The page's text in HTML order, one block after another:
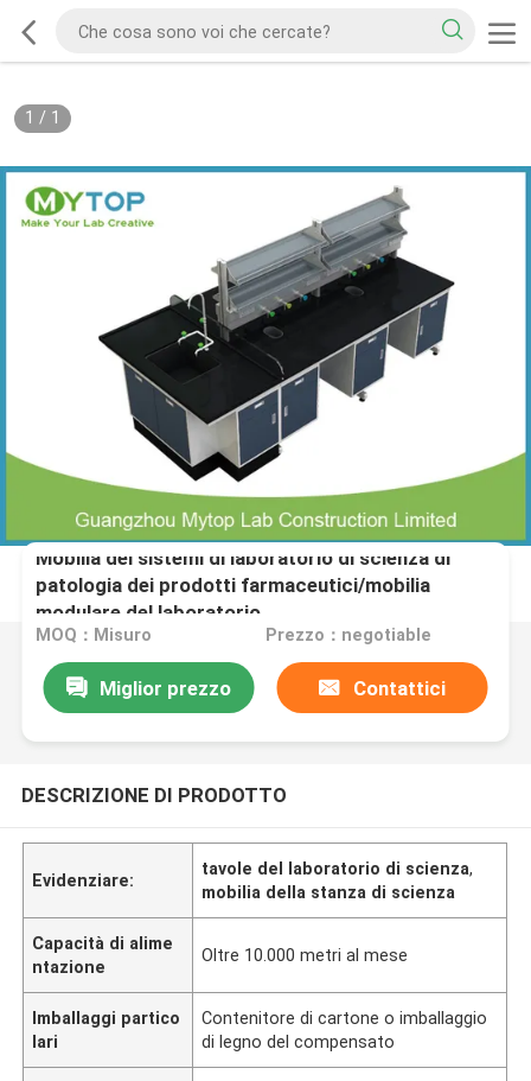
1 / 1
Mobilia dei sistemi di laboratorio di scienza di
patologia dei prodotti farmaceutici/mobilia
modulare del laboratorio
MOQ：Misuro Prezzo：negotiable
Miglior prezzo Contattici
DESCRIZIONE DI PRODOTTO
Evidenziare:
tavole del laboratorio di scienza,
mobilia della stanza di scienza
Capacità di alime
ntazione
Oltre 10.000 metri al mese
Imballaggi partico
lari
Contenitore di cartone o imballaggio
di legno del compensato